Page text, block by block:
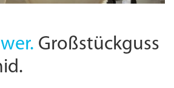
Großstückguss